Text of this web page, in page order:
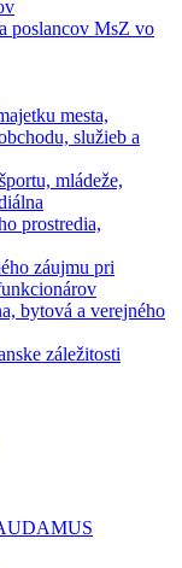
poslancov MsZ vo
mesta,
služieb a
mládeže,
prostredia,
záujmu pri
bytová a verejného
záležitosti